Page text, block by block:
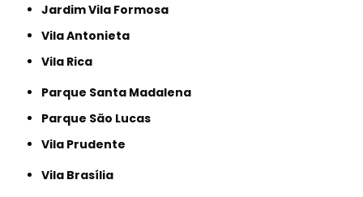
Jardim Vila Formosa
Vila Antonieta
Vila Rica
Parque Santa Madalena
Parque São Lucas
Vila Prudente
Vila Brasília